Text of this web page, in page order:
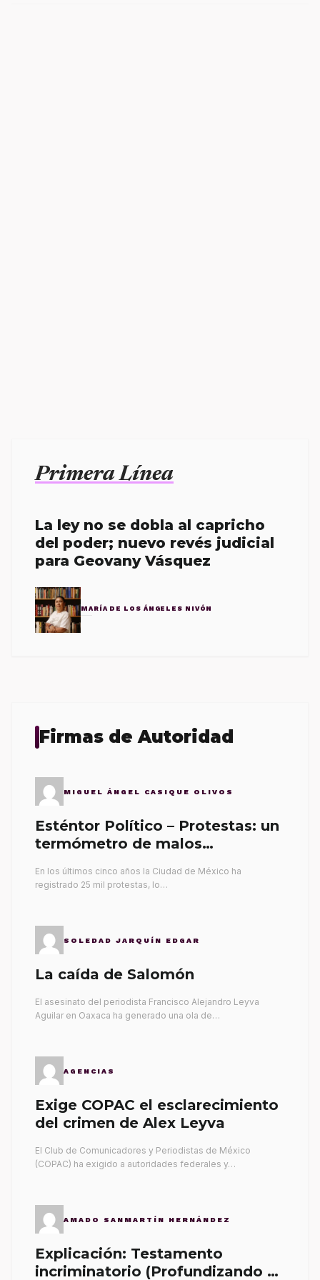
Primera Línea
La ley no se dobla al capricho
del poder; nuevo revés judicial
para Geovany Vásquez
MARÍA DE LOS ÁNGELES NIVÓN
Firmas de Autoridad
MIGUEL ÁNGEL CASIQUE OLIVOS
Esténtor Político – Protestas: un
termómetro de malos
En los últimos cinco años la Ciudad de México ha
registrado 25 mil protestas, lo…
SOLEDAD JARQUÍN EDGAR
La caída de Salomón
El asesinato del periodista Francisco Alejandro Leyva
Aguilar en Oaxaca ha generado una ola de…
AGENCIAS
Exige COPAC el esclarecimiento
del crimen de Alex Leyva
El Club de Comunicadores y Periodistas de México
(COPAC) ha exigido a autoridades federales y…
AMADO SANMARTÍN HERNÁNDEZ
Explicación: Testamento
incriminatorio (Profundizando su